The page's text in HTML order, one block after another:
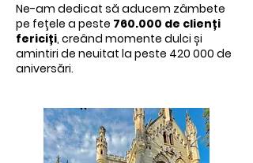
Ne-am dedicat să aducem zâmbete
pe fețele a peste 760.000 de clienți
fericiți, creând momente dulci și
amintiri de neuitat la peste 420 000 de
aniversări.